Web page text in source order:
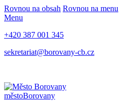
Rovnou na obsah Rovnou na menu
Menu
+420 387 001 345
sekretariat@borovany-cb.cz
městoBorovany